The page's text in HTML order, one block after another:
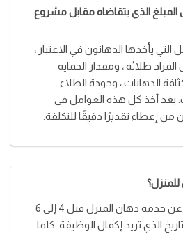
الذي يتقاضاه مقابل مشروع
يأخذها الدهانون في الاعتبار ،
طلائه ، ومقدار الحماية
الدهانات ، وجودة الطلاء
بعد أخذ كل هذه العوامل في
من إعطاء تقديرًا دقيقًا للتكلفة.
يجب أن تفكر في البحث عن خدمة دهان المنزل قبل 4 إلى 6
الذي تريد إكمال الوظيفة. كلما